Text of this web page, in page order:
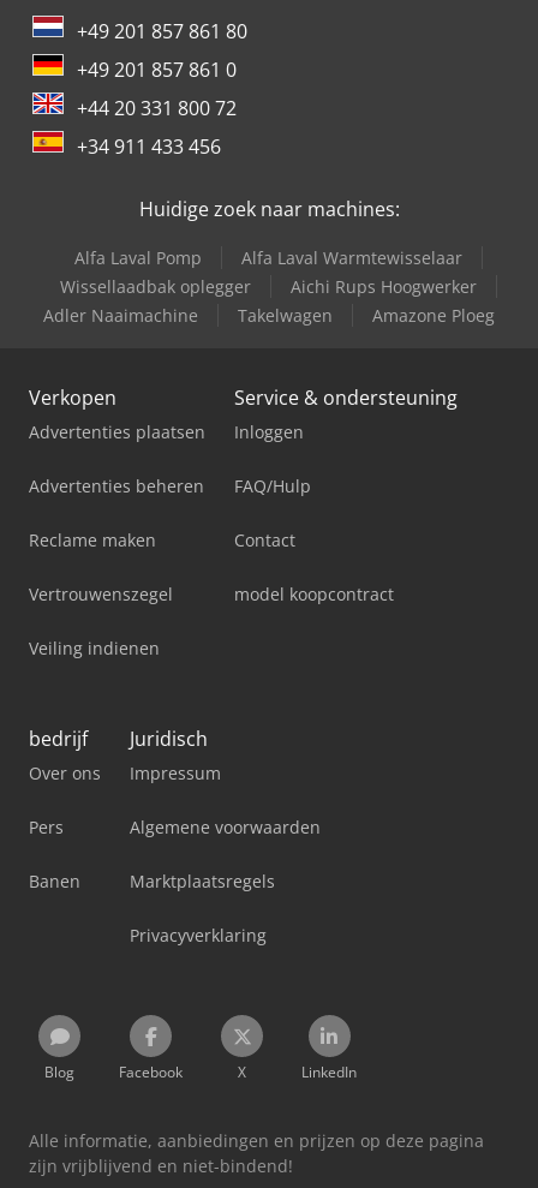
+49 201 857 861 80
+49 201 857 861 0
+44 20 331 800 72
+34 911 433 456
Huidige zoek naar machines:
Alfa Laval Pomp
Alfa Laval Warmtewisselaar
Wissellaadbak oplegger
Aichi Rups Hoogwerker
Adler Naaimachine
Takelwagen Amazone Ploeg
Verkopen
Advertenties plaatsen
Advertenties beheren
Reclame maken
Vertrouwenszegel
Veiling indienen
Service & ondersteuning
Inloggen
FAQ/Hulp
Contact
model koopcontract
bedrijf
Over ons
Pers
Banen
Juridisch
Impressum
Algemene voorwaarden
Marktplaatsregels
Privacyverklaring
Blog Facebook X LinkedIn
Alle informatie, aanbiedingen en prijzen op deze pagina
zijn vrijblijvend en niet-bindend!